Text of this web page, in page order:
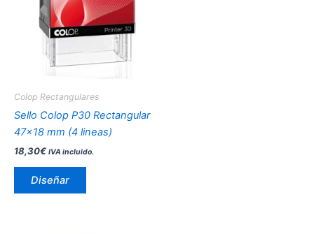
Colop Rectangulares
Sello Colop P30 Rectangular
47×18 mm (4 lineas)
18,30€ IVA incluido.
Diseñar
múltiples
variantes.
Las
opciones
en
la
página